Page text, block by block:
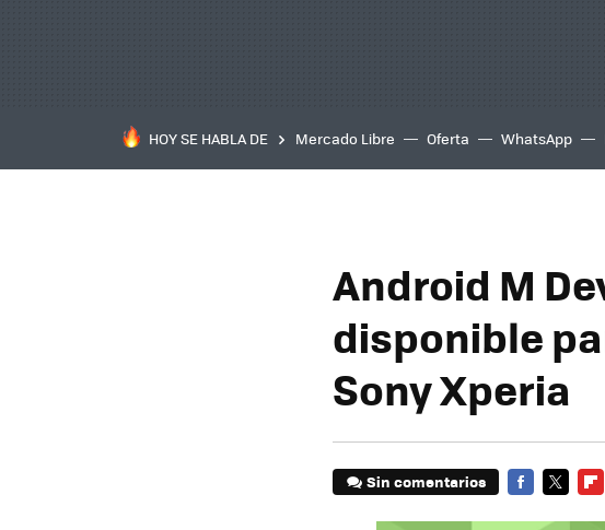
HOY SE HABLA DE Mercado Libre Oferta WhatsApp
Android M
disponible
Sony Xperia
Sin comentarios